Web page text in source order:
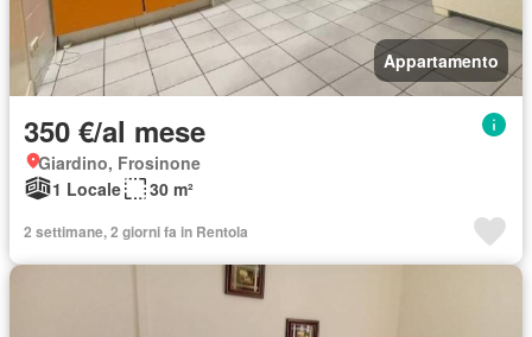
Appartamento
350 €/al mese
Giardino, Frosinone
1 Locale
30 m²
2 settimane, 2 giorni fa in Rentola